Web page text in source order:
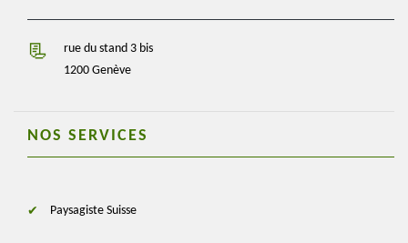
rue du stand 3 bis
1200 Genève
NOS SERVICES
Paysagiste Suisse